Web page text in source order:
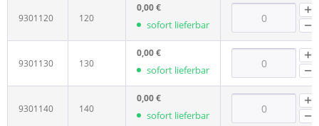
9301120 120
0,00 €
sofort lieferbar
9301130 130
0,00 €
sofort lieferbar
9301140 140
0,00 €
sofort lieferbar